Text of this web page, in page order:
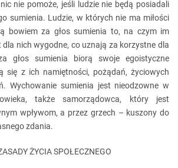
nie pomoże, jeśli ludzie nie będą posiadali
sumienia. Ludzie, w których nie ma miłości
bowiem za głos sumienia to, na czym im
dla nich wygodne, co uznają za korzystne dla
głos sumienia biorą swoje egoistyczne
się z ich namiętności, pożądań, życiowych
Wychowanie sumienia jest nieodzowne w
także samorządowca, który jest
wpływom, a przez grzech – kuszony do
zdania.
ŻYCIA SPOŁECZNEGO